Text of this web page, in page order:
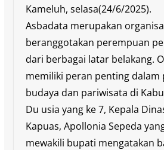
Kameluh, selasa(24/6/2025).
Asbadata merupakan
beranggotakan perempuan
dari berbagai latar belakang.
memiliki peran penting dalam
budaya dan pariwisata di
Du usia yang ke 7, Kepala
Kapuas, Apollonia Sepeda
mewakili bupati mengatakan